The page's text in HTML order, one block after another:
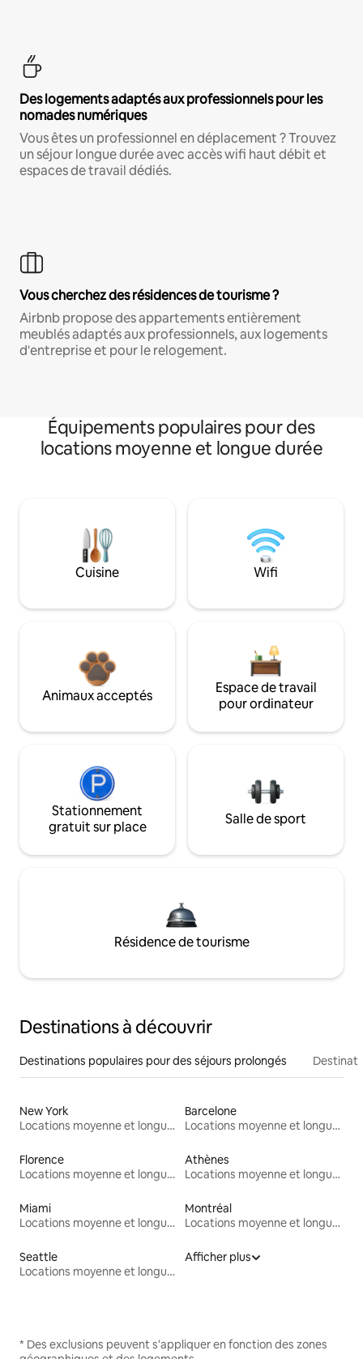
Des logements adaptés aux professionnels pour les
nomades numériques
Vous êtes un professionnel en déplacement ? Trouvez
un séjour longue durée avec accès wifi haut débit et
espaces de travail dédiés.
Vous cherchez des résidences de tourisme ?
Airbnb propose des appartements entièrement
meublés adaptés aux professionnels, aux logements
d'entreprise et pour le relogement.
Équipements populaires pour des
locations moyenne et longue durée
Cuisine Wifi
Animaux acceptés
Espace de travail
pour ordinateur
Stationnement
gratuit sur place
Salle de sport
Résidence de tourisme
Destinations à découvrir
Destinations populaires pour des séjours prolongés
New York
Locations moyenne et longue durée
Barcelone
Locations moyenne et longue durée
Florence
Locations moyenne et longue durée
Athènes
Locations moyenne et longue durée
Miami
Locations moyenne et longue durée
Montréal
Locations moyenne et longue durée
Seattle
Locations moyenne et longue durée
Afficher plus
* Des exclusions peuvent s'appliquer en fonction des zones